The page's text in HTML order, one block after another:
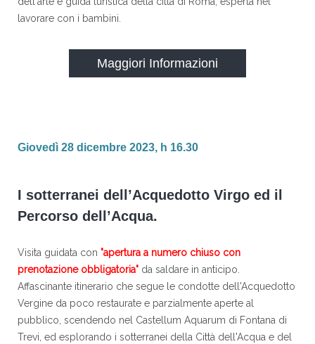
lavorare con i bambini.
Maggiori Informazioni
Giovedì 28 dicembre 2023, h 16.30
I sotterranei dell’Acquedotto Virgo ed il
Percorso dell’Acqua.
Visita guidata con "apertura a numero chiuso con
prenotazione obbligatoria" da saldare in anticipo.
Affascinante itinerario che segue le condotte dell'Acquedotto
Vergine da poco restaurate e parzialmente aperte al
pubblico, scendendo nel Castellum Aquarum di Fontana di
Trevi, ed esplorando i sotterranei della Città dell'Acqua e del